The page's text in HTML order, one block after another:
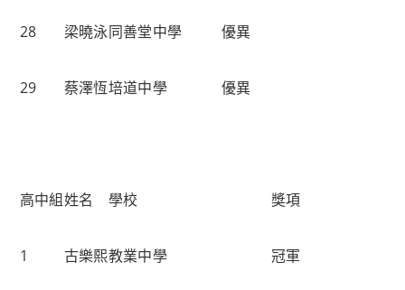
28 梁曉泳同善堂中學 優異
29 蔡澤恆培道中學 優異
高中組姓名 學校 獎項
1 古樂熙教業中學 冠軍